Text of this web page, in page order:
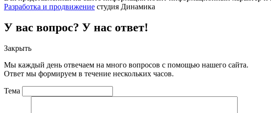
Разработка и продвижение студия Динамика
У вас вопрос? У нас ответ!
Закрыть
Мы каждый день отвечаем на много вопросов с помощью нашего сайта.
Ответ мы формируем в течение нескольких часов.
Тема